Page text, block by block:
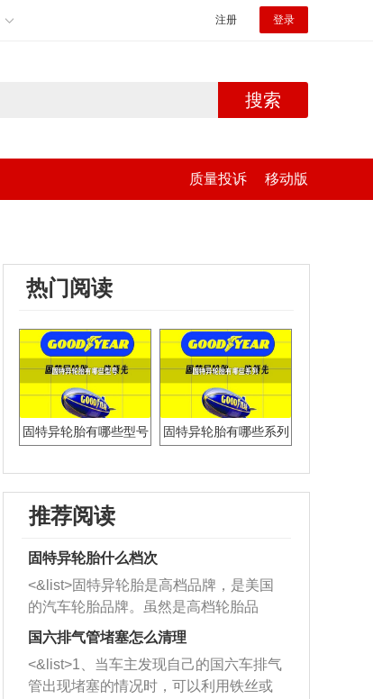
注册 登录
搜索
质量投诉 移动版
热门阅读
固特异轮胎有哪些型号 固特异轮胎有哪些系列
推荐阅读
固特异轮胎什么档次
<&list>固特异轮胎是高档品牌，是美国
的汽车轮胎品牌。虽然是高档轮胎品
牌，但是中高低端的轮胎都有生产，这
也是为了更好的开拓市场。
国六排气管堵塞怎么清理
<&list>1、当车主发现自己的国六车排气
管出现堵塞的情况时，可以利用铁丝或